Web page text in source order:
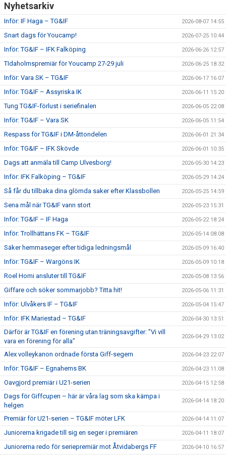
Nyhetsarkiv
Inför: IF Haga – TG&IF 2026-08-07 14:55
Snart dags för Youcamp! 2026-07-25 10:44
Inför: TG&IF – IFK Falköping 2026-06-26 12:57
TIdaholmspremiär för Youcamp 27-29 juli 2026-06-25 18:32
Inför: Vara SK – TG&IF 2026-06-17 16:07
Inför: TG&IF – Assyriska IK 2026-06-11 15:20
Tung TG&IF-förlust i seriefinalen 2026-06-05 22:08
Inför: TG&IF – Vara SK 2026-06-05 11:54
Respass för TG&IF i DM-åttondelen 2026-06-01 21:34
Inför: TG&IF – IFK Skövde 2026-06-01 10:35
Dags att anmäla till Camp Ulvesborg! 2026-05-30 14:23
Inför: IFK Falköping – TG&IF 2026-05-29 14:24
Så får du tillbaka dina glömda saker efter Klassbollen 2026-05-25 14:59
Sena mål när TG&IF vann stort 2026-05-23 15:31
Inför: TG&IF – IF Haga 2026-05-22 18:24
Inför: Trollhättans FK – TG&IF 2026-05-14 08:08
Säker hemmaseger efter tidiga ledningsmål 2026-05-09 16:40
Inför: TG&IF – Wargöns IK 2026-05-09 10:18
Roel Homi ansluter till TG&IF 2026-05-08 13:56
Giffare och söker sommarjobb? Titta hit! 2026-05-06 11:31
Inför: Ulvåkers IF – TG&IF 2026-05-04 15:47
Inför: IFK Mariestad – TG&IF 2026-04-30 13:51
Därför är TG&IF en förening utan träningsavgifter: ”Vi vill
vara en förening för alla”
2026-04-29 13:02
Alex volleykanon ordnade första Giff-segern 2026-04-23 22:07
Inför: TG&IF – Egnahems BK 2026-04-23 11:08
Oavgjord premiär i U21-serien 2026-04-15 12:58
Dags för Giffcupen – här är våra lag som ska kämpa i
helgen
2026-04-14 18:20
Premiär för U21-serien – TG&IF möter LFK 2026-04-14 11:07
Juniorerna krigade till sig en seger i premiären 2026-04-11 18:07
Juniorerna redo för seriepremiär mot Åtvidabergs FF 2026-04-10 16:57